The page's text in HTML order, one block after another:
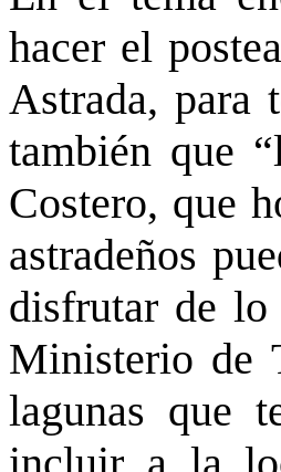
hacer el
Astrada, para
también que
Costero, que
astradeños
disfrutar de lo
Ministerio de
lagunas que